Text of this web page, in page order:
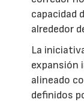
capacidad
alrededor
La
expansión
alineado
definidos